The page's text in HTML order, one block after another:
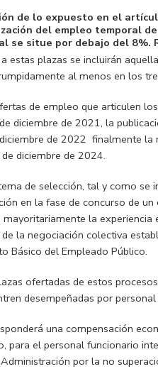
de lo expuesto en el
del empleo temporal
se situe por debajo del 8%.
estas plazas se incluirán
al menos en los
de empleo que articulen
diciembre de 2021, la
de 2022 finalmente la
diciembre de 2024.
de selección, tal y como se
en la fase de concurso de
mayoritariamente la experiencia
la negociación colectiva
Básico del Empleado Público.
ofertadas de estos
desempeñadas por
una compensación
para el personal funcionario
por la no